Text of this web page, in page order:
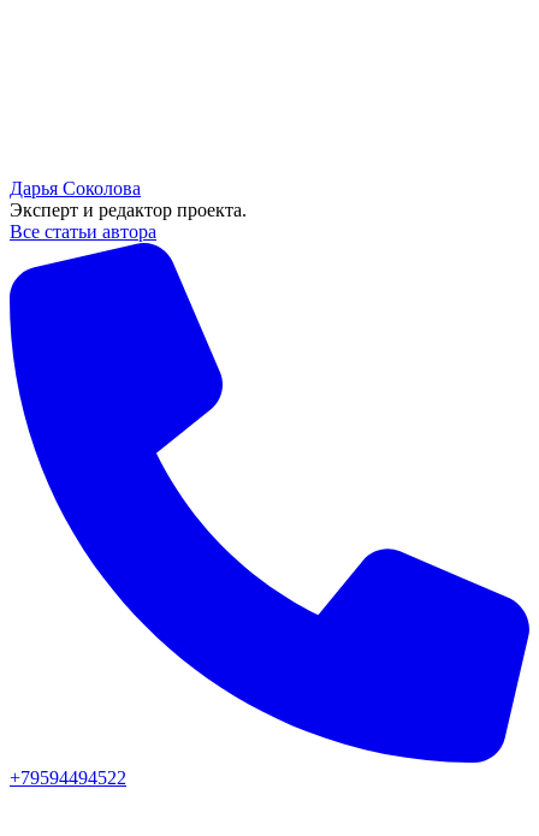
Дарья Соколова
Эксперт и редактор проекта.
Все статьи автора
+79594494522